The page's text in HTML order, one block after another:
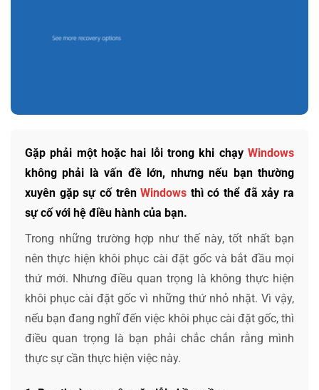
Gặp phải một hoặc hai lỗi trong khi chạy Windows
không phải là vấn đề lớn, nhưng nếu bạn thường
xuyên gặp sự cố trênWindows thì có thể đã xảy ra
sự cố với hệ điều hành của bạn.
Trong những trường hợp như thế này, tốt nhất bạn
nên thực hiện khôi phục cài đặt gốc và bắt đầu mọi
thứ mới. Nhưng điều quan trọng là không thực hiện
khôi phục cài đặt gốc vì những thứ nhỏ nhặt. Vì vậy,
nếu bạn đang nghĩ đến việc khôi phục cài đặt gốc, thì
điều quan trọng là bạn phải chắc chắn rằng mình
thực sự cần thực hiện việc này.